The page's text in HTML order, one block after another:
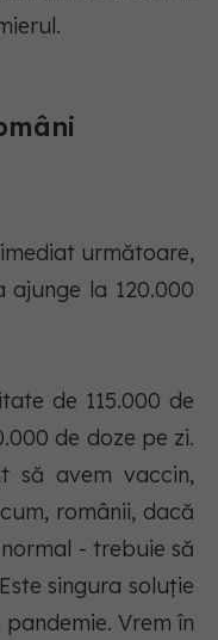
următoare,
la 120.000
de 115.000 de
de doze pe zi.
să avem vaccin,
românii, dacă
- trebuie să
singura soluţie
Vrem în